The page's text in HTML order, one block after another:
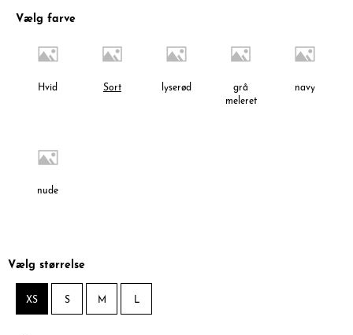
Vælg farve
Hvid Sort lyserød
grå
meleret
navy
nude
Vælg størrelse
XS S M L